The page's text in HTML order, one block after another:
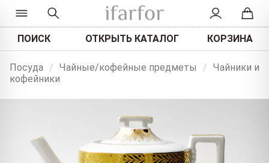
ПОИСК ОТКРЫТЬ КАТАЛОГ КОРЗИНА
Посуда / Чайные/кофейные предметы / Чайники и
кофейники